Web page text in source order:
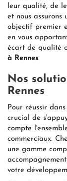
leur qualité, de
et nous assurons
objectif premier
en vous
écart de qualité
à Rennes.
Nos
Rennes
Pour réussir
crucial de
compte
commerciaux.
une gamme
votre